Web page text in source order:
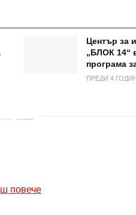
Център за
„БЛОК 14“
програма
ПРЕДИ 4